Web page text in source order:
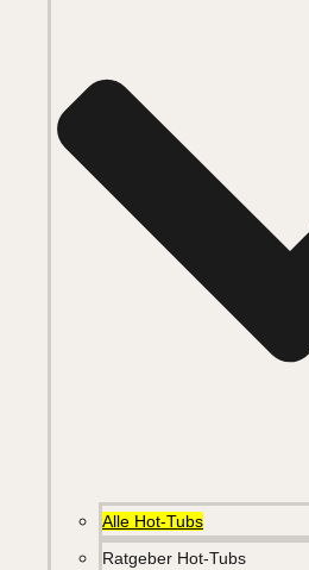
Alle Hot-Tubs
Ratgeber Hot-Tubs